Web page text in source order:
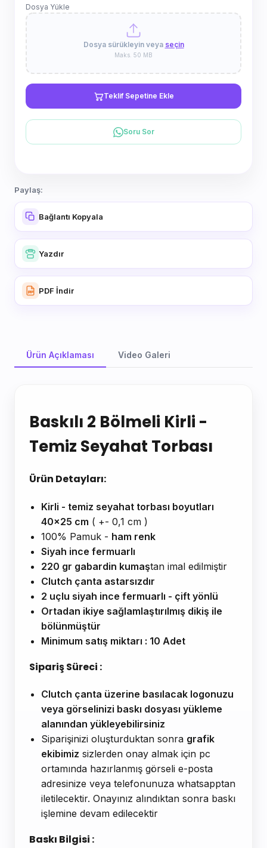
Dosya Yükle
Dosya sürükleyin veya seçin
Maks. 50 MB
Teklif Sepetine Ekle
Soru Sor
Paylaş:
Bağlantı Kopyala
Yazdır
PDF İndir
Ürün Açıklaması Video Galeri
Baskılı 2 Bölmeli Kirli -
Temiz Seyahat Torbası
Ürün Detayları:
Kirli - temiz seyahat torbası boyutları
40x25 cm ( +- 0,1 cm )
100% Pamuk - ham renk
Siyah ince fermuarlı
220 gr gabardin kumaştan imal edilmiştir
Clutch çanta astarsızdır
2 uçlu siyah ince fermuarlı - çift yönlü
Ortadan ikiye sağlamlaştırılmış dikiş ile
bölünmüştür
Minimum satış miktarı : 10 Adet
Sipariş Süreci :
Clutch çanta üzerine basılacak logonuzu
veya görselinizi baskı dosyası yükleme
alanından yükleyebilirsiniz
Siparişinizi oluşturduktan sonra grafik
ekibimiz sizlerden onay almak için pc
ortamında hazırlanmış görseli e-posta
adresinize veya telefonunuza whatsapptan
iletilecektir. Onayınız alındıktan sonra baskı
işlemine devam edilecektir
Baskı Bilgisi :